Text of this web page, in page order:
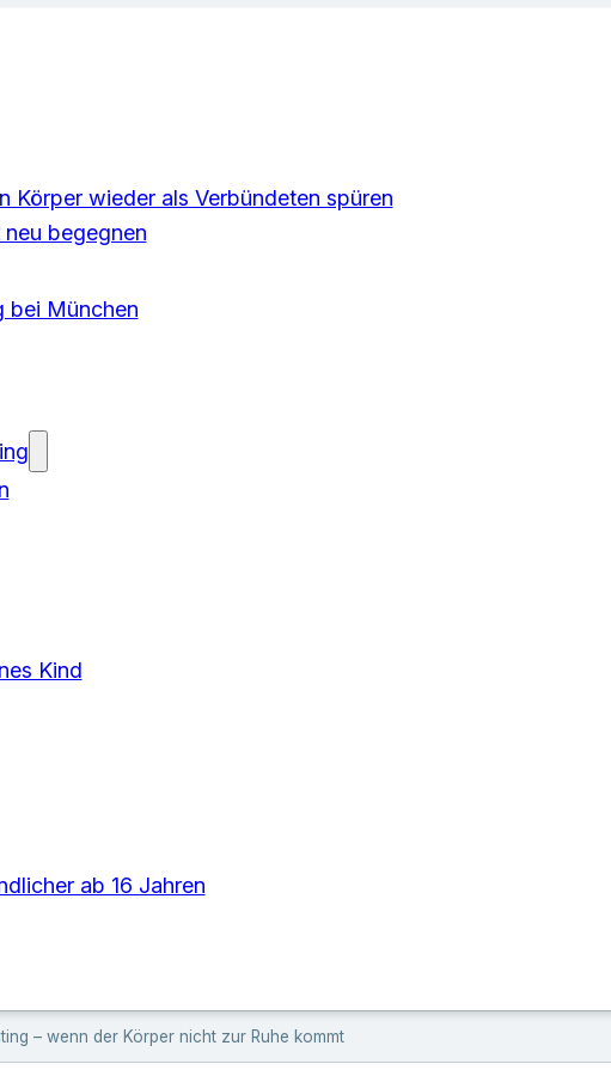
Körper wieder als Verbündeten spüren
begegnen
bei München
Kind
ab 16 Jahren
– wenn der Körper nicht zur Ruhe kommt